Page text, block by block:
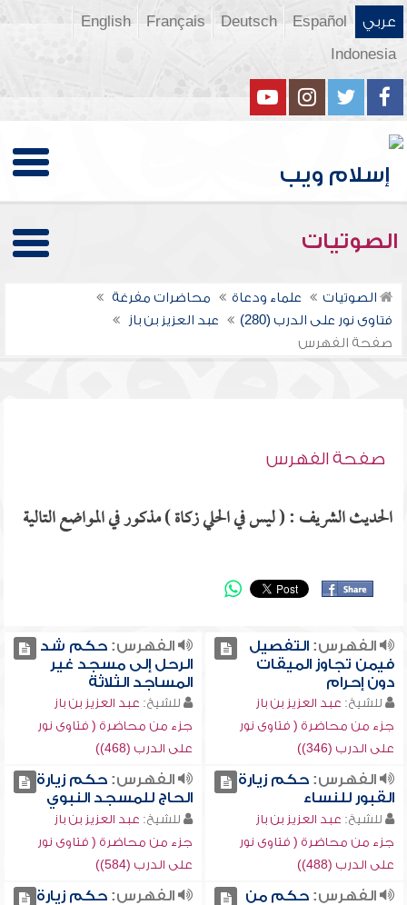
عربي Español
Deutsch
Français
English
Indonesia
الصوتيات
الصوتيات علماء ودعاة
محاضرات مفرغة
فتاوى نور على الدرب (280)
عبد العزيز بن باز
صفحة الفهرس
صفحة الفهرس
الحديث الشريف : ( ليس في الحلي زكاة ) مذكور في المواضع التالية
الفهرس:التفصيل
فيمن تجاوز الميقات
دون إحرام
للشيخ: عبد العزيز بن باز
جزء من محاضرة ( فتاوى نور
على الدرب (346))
الفهرس:حكم شد
الرحل إلى مسجد غير
المساجد الثلاثة
للشيخ: عبد العزيز بن باز
جزء من محاضرة ( فتاوى نور
على الدرب (468))
الفهرس:حكم زيارة
القبور للنساء
للشيخ: عبد العزيز بن باز
جزء من محاضرة ( فتاوى نور
على الدرب (488))
الفهرس:حكم زيارة
الحاج للمسجد النبوي
للشيخ: عبد العزيز بن باز
جزء من محاضرة ( فتاوى نور
على الدرب (584))
الفهرس:حكم من
الفهرس:حكم زيارة